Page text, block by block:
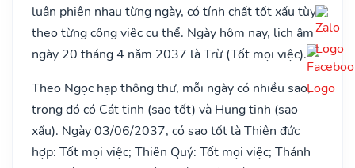
luân phiên nhau từng ngày, có tính chất tốt xấu tùy
theo từng công việc cụ thể. Ngày hôm nay, lịch âm
ngày 20 tháng 4 năm 2037 là Trừ (Tốt mọi việc).
Theo Ngọc hạp thông thư, mỗi ngày có nhiều sao,
trong đó có Cát tinh (sao tốt) và Hung tinh (sao
xấu). Ngày 03/06/2037, có sao tốt là Thiên đức
hợp: Tốt mọi việc; Thiên Quý: Tốt mọi việc; Thánh